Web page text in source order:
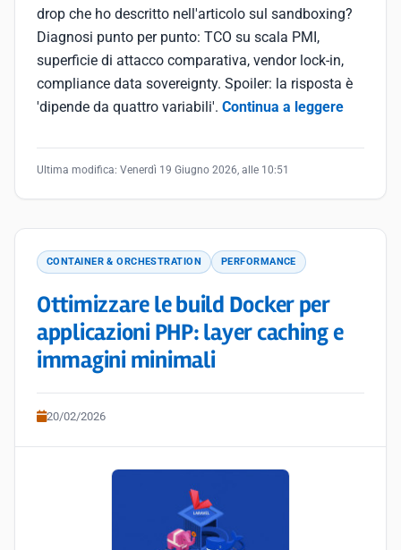
drop che ho descritto nell'articolo sul sandboxing?
Diagnosi punto per punto: TCO su scala PMI,
superficie di attacco comparativa, vendor lock-in,
compliance data sovereignty. Spoiler: la risposta è
'dipende da quattro variabili'. Continua a leggere
Ultima modifica: Venerdì 19 Giugno 2026, alle 10:51
CONTAINER & ORCHESTRATION PERFORMANCE
Ottimizzare le build Docker per
applicazioni PHP: layer caching e
immagini minimali
20/02/2026